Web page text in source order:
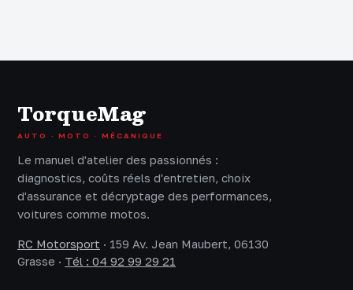
TorqueMag
AUTO · MOTO · MÉCANIQUE
Le manuel d'atelier des passionnés :
diagnostics, coûts réels d'entretien, choix
d'assurance et décryptage des performances,
voitures comme motos.
RC Motorsport · 159 Av. Jean Maubert, 06130
Grasse · Tél : 04 92 99 29 21